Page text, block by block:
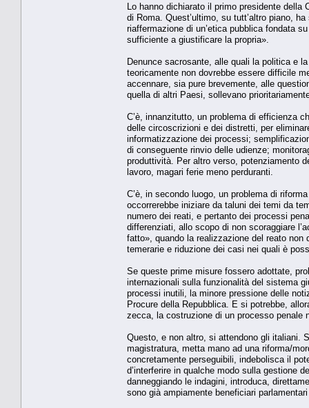
Lo hanno dichiarato il primo presidente
di Roma. Quest’ultimo, su tutt’altro piano,
riaffermazione di un’etica pubblica fondata
sufficiente a giustificare la propria».
Denunce sacrosante, alle quali la politica e
teoricamente non dovrebbe essere difficile
accennare, sia pure brevemente, alle
quella di altri Paesi, sollevano
C’è, innanzitutto, un problema di efficienza
delle circoscrizioni e dei distretti, per
informatizzazione dei processi;
di conseguente rinvio delle udienze;
produttività. Per altro verso, potenziamento
lavoro, magari ferie meno perduranti.
C’è, in secondo luogo, un problema di
occorrerebbe iniziare da taluni dei temi da
numero dei reati, e pertanto dei processi
differenziati, allo scopo di non scoraggiare
fatto», quando la realizzazione del reato
temerarie e riduzione dei casi nei quali è
Se queste prime misure fossero adottate,
internazionali sulla funzionalità del sistema
processi inutili, la minore pressione delle
Procure della Repubblica. E si potrebbe,
zecca, la costruzione di un processo penale
Questo, e non altro, si attendono gli italiani.
magistratura, metta mano ad una riforma/
concretamente perseguibili, indebolisca il
d’interferire in qualche modo sulla gestione
danneggiando le indagini, introduca,
sono già ampiamente beneficiari